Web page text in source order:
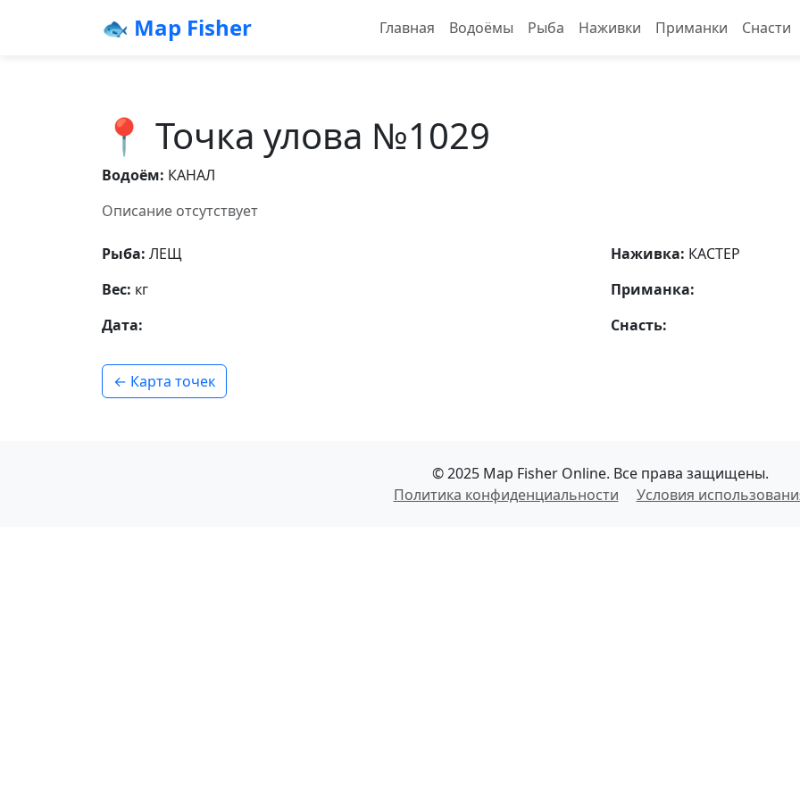
🐟 Map Fisher Главная Водоёмы Рыба Наживки Приманки Снасти
📍 Точка улова №1029
Водоём: КАНАЛ
Описание отсутствует
Рыба: ЛЕЩ
Вес: кг
Дата:
Наживка: КАСТЕР
Приманка:
Снасть:
← Карта точек
© 2025 Map Fisher Online. Все права защищены.
Политика конфиденциальности
Условия